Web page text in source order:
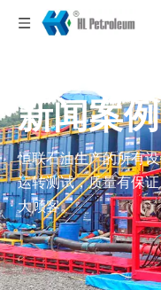
新闻案例
恒联石油生产的所有
运转测试，质量有保
大顾客。